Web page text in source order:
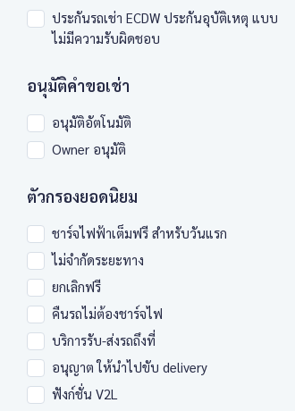
ประกันรถเช่า ECDW ประกันอุบัติเหตุ แบบ
ไม่มีความรับผิดชอบ
อนุมัติคำขอเช่า
อนุมัติอัตโนมัติ
Owner อนุมัติ
ตัวกรองยอดนิยม
ชาร์จไฟฟ้าเต็มฟรี สำหรับวันแรก
ไม่จำกัดระยะทาง
ยกเลิกฟรี
คืนรถไม่ต้องชาร์จไฟ
บริการรับ-ส่งรถถึงที่
อนุญาต ให้นำไปขับ delivery
ฟังก์ชั่น V2L